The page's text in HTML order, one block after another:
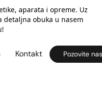
aparata i opreme. Uz
detaljna obuka u nasem
Kontakt Pozovite